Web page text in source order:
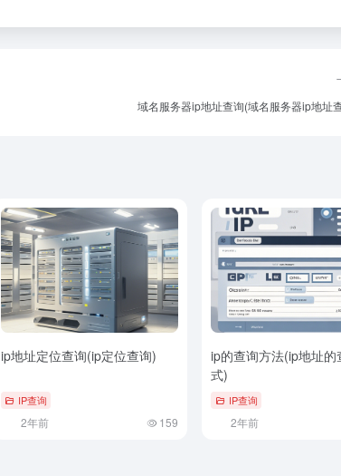
域名服务器ip地址查询(域名服务器ip地址
ip地址定位查询(ip定位查询)
IP查询
2年前 159
ip的查询方法(ip地址的
式)
IP查询
2年前